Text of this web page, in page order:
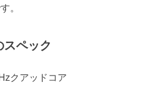
。
ペック
クアッドコア